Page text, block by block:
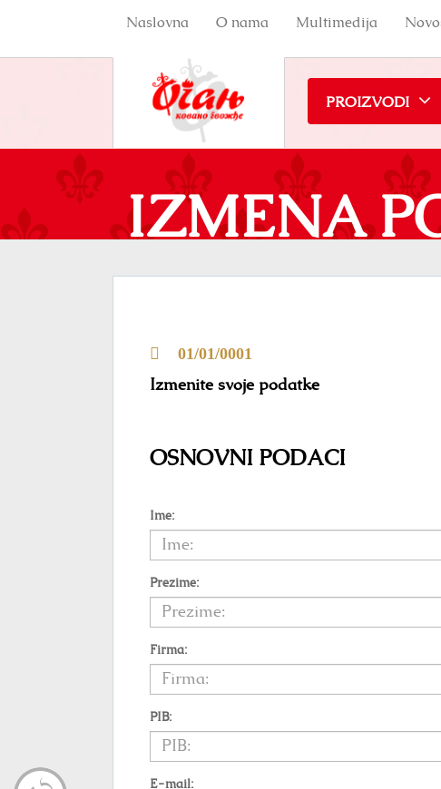
Naslovna O nama Multimedija
PROIZVODI
IZMENA
01/01/0001
Izmenite svoje podatke
OSNOVNI PODACI
Ime:
Prezime:
Firma:
PIB:
E-mail: